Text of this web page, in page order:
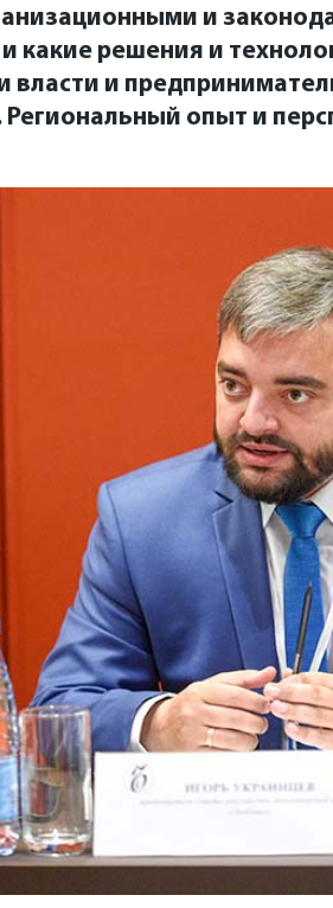
и
какие решения и
власти и
Региональный опыт и